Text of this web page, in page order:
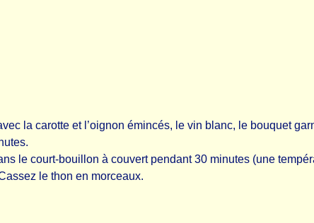
la carotte et l’oignon émincés, le vin blanc, le bouquet
le court-bouillon à couvert pendant 30 minutes (une
le thon en morceaux.